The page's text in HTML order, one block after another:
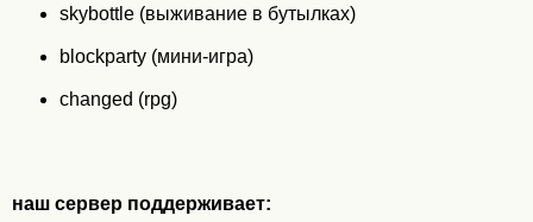
skybottle (выживание в бутылках)
blockparty (мини-игра)
changed (rpg)
наш сервер поддерживает: